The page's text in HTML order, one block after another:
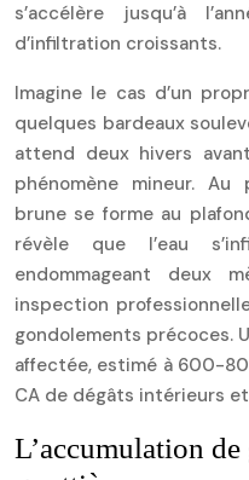
s’accélère jusqu’à
d’infiltration croissants.
Imagine le cas d’un
quelques bardeaux
attend deux hivers
phénomène mineur.
brune se forme au
révèle que l’eau
endommageant deux
inspection
gondolements précoces.
affectée, estimé à 600-
CA de dégâts intérieurs
L’accumulation de